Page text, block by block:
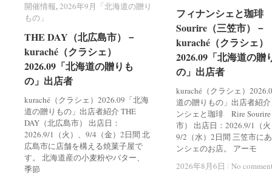
開催情報,2026年9月「北海道の贈り
もの」
THE DAY（北広島市）－
kuraché（クラシェ）
2026.09「北海道の贈りも
の」出店者
kuraché（クラシェ）2026.09「北海
道の贈りもの」出店者紹介 THE
DAY（北広島市） 出店日：
2026.9/1（火）、9/4（金）2日間 北
広島市に店舗を構える焼菓子屋で
す。 北海道産の小麦粉やバター、
季節
開催情報 2026年9月「北海道の贈り
もの」
THE DAY（北広島市）－
kuraché（クラシェ）
2026.09「北海道の贈りも
の」出店者
フィナンシェと珈
Sourire（三笠市）－
kuraché（クラシェ）
2026.09「北海道の贈
の」出店者
kuraché（クラシェ）
道の贈りもの」出店者紹
ンシェと珈琲 Rire
市） 出店日：2026.9/1（
9/2（水）2日間 三笠市に
ンシェのお店。 アーモ
2026年8月6日 / No
フィナンシェと珈
Sourire（三笠市）－
kuraché（クラシェ）
2026.09「北海道の贈
の」出店者
2026年8月6日 / No